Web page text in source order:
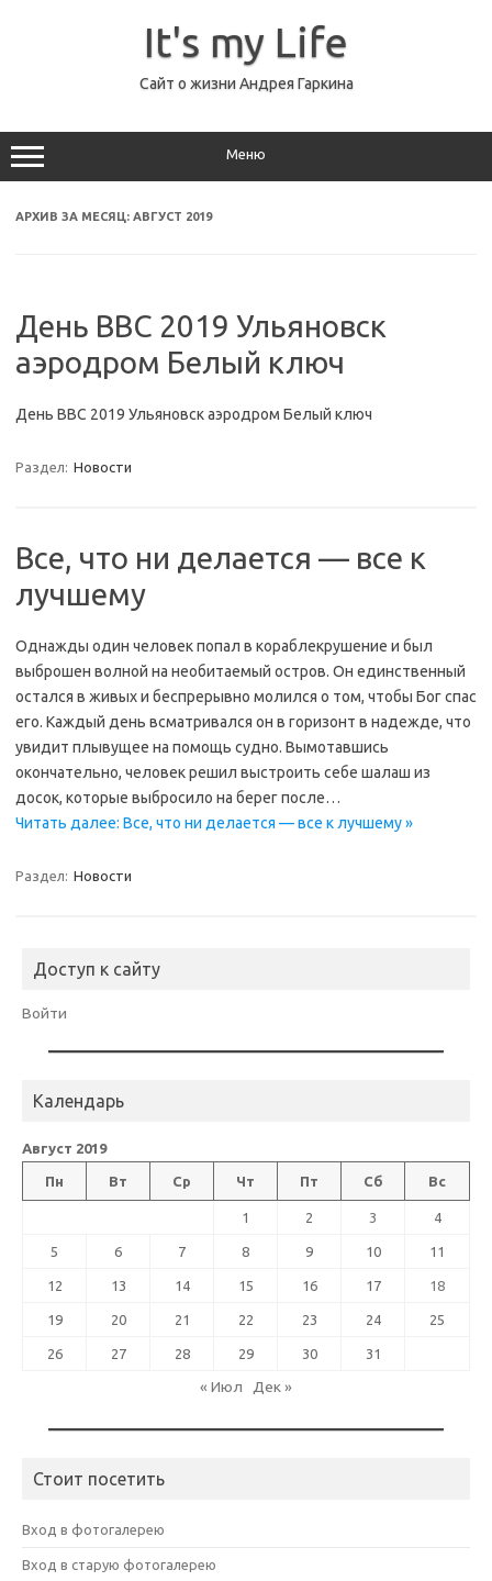
It's my Life
Сайт о жизни Андрея Гаркина
Меню
АРХИВ ЗА МЕСЯЦ: АВГУСТ 2019
День ВВС 2019 Ульяновск
аэродром Белый ключ
День ВВС 2019 Ульяновск аэродром Белый ключ
Раздел: Новости
Все, что ни делается — все к
лучшему
Однажды один человек попал в кораблекрушение и был
выброшен волной на необитаемый остров. Он единственный
остался в живых и беспрерывно молился о том, чтобы Бог спас
его. Каждый день всматривался он в горизонт в надежде, что
увидит плывущее на помощь судно. Вымотавшись
окончательно, человек решил выстроить себе шалаш из
досок, которые выбросило на берег после…
Читать далее: Все, что ни делается — все к лучшему »
Раздел: Новости
Доступ к сайту
Войти
Календарь
Август 2019
Пн Вт Ср Чт Пт Сб Вс
1 2 3 4
5 6 7 8 9 10 11
12 13 14 15 16 17 18
19 20 21 22 23 24 25
26 27 28 29 30 31
« Июл Дек »
Стоит посетить
Вход в фотогалерею
Вход в старую фотогалерею